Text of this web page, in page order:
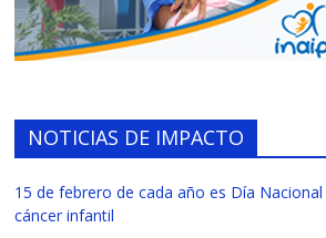
NOTICIAS DE IMPACTO
15 de febrero de cada año es Día
cáncer infantil